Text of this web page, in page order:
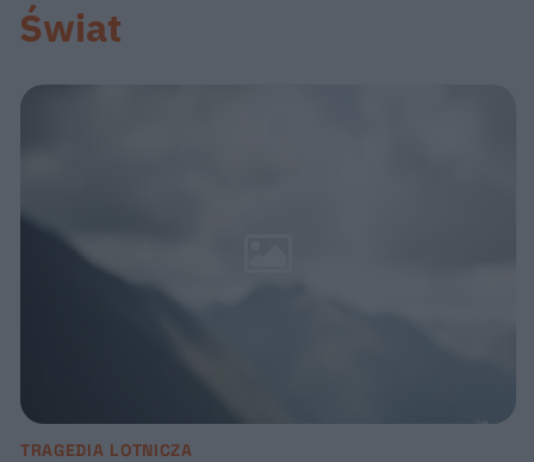
Świat
TRAGEDIA LOTNICZA